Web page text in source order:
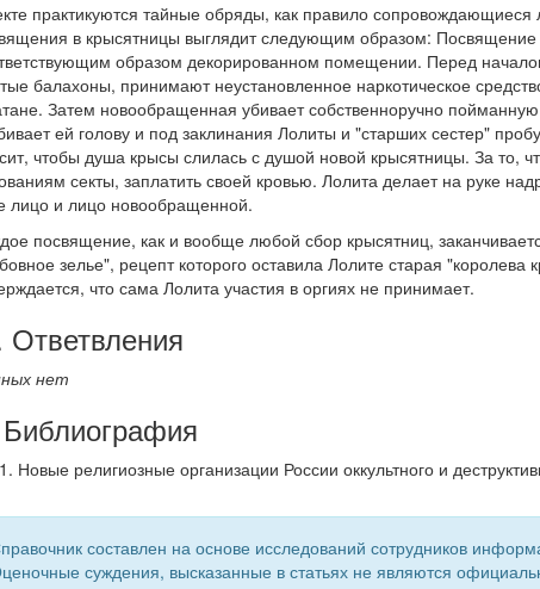
практикуются тайные обряды, как правило
в крысятницы выглядит следующим образом: Посвящение
образом декорированном помещении. Перед
балахоны, принимают неустановленное наркотическое
Затем новообращенная убивает собственноручно
ей голову и под заклинания Лолиты и "старших сестер"
чтобы душа крысы слилась с душой новой крысятницы. За то,
секты, заплатить своей кровью. Лолита делает на руке
лицо и лицо новообращенной.
посвящение, как и вообще любой сбор крысятниц,
зелье", рецепт которого оставила Лолите старая "королева
что сама Лолита участия в оргиях не принимает.
Ответвления
нет
Новые религиозные организации России оккультного и
составлен на основе исследований сотрудников
суждения, высказанные в статьях не являются